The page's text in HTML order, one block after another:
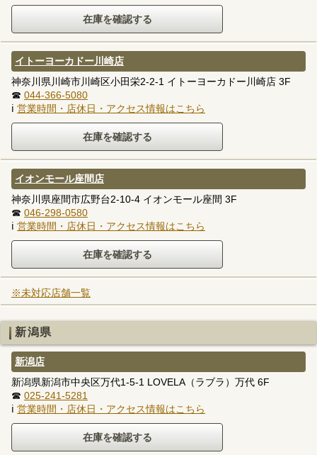
イトーヨーカドー川崎店
神奈川県川崎市川崎区小田栄2-2-1 イトーヨーカドー川崎店 3F
☎ 044-366-5080
ℹ 営業時間・店休日・アクセス情報はこちら
イオンモール座間店
神奈川県座間市広野台2-10-4 イオンモール座間 3F
☎ 046-298-0580
ℹ 営業時間・店休日・アクセス情報はこちら
※未対応店舗一覧
新潟県
新潟店
新潟県新潟市中央区万代1-5-1 LOVELA（ラブラ）万代 6F
☎ 025-241-5281
ℹ 営業時間・店休日・アクセス情報はこちら